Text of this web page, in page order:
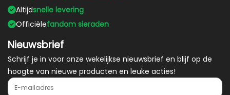
Altijdsnelle levering
Officiëlefandom sieraden
Nieuwsbrief
Schrijf je in voor onze wekelijkse nieuwsbrief en blijf op de
hoogte van nieuwe producten en leuke acties!
E-mailadres